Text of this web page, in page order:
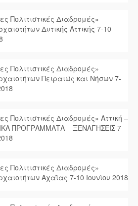
Πολιτιστικές Διαδρομές»
Δυτικής Αττικής 7-10
Πολιτιστικές Διαδρομές»
Πειραιώς και Νήσων 7-
Πολιτιστικές Διαδρομές» Αττική –
ΠΡΟΓΡΑΜΜΑΤΑ – ΞΕΝΑΓΗΣΕΙΣ 7-
Πολιτιστικές Διαδρομές»
Αχαΐας 7-10 Ιουνίου 2018